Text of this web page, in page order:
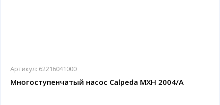
Артикул: 62216041000
Многоступенчатый насос Calpeda MXH 2004/A